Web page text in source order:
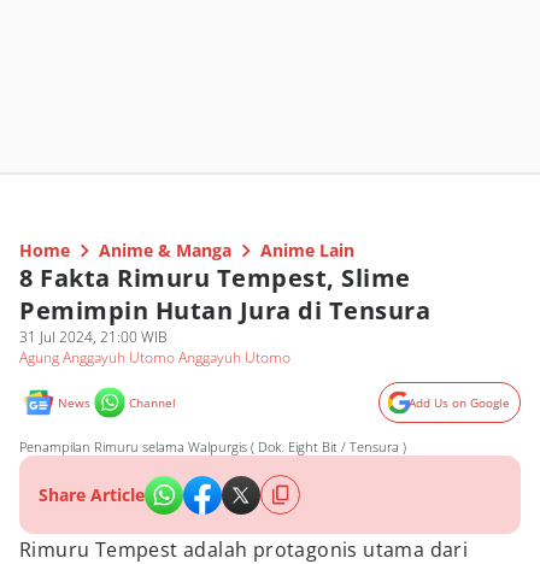
Home Anime & Manga Anime Lain
8 Fakta Rimuru Tempest, Slime
Pemimpin Hutan Jura di Tensura
31 Jul 2024, 21:00 WIB
Agung Anggayuh Utomo Anggayuh Utomo
News Channel Add Us on Google
Penampilan Rimuru selama Walpurgis ( Dok. Eight Bit / Tensura )
Share Article
Rimuru Tempest adalah protagonis utama dari